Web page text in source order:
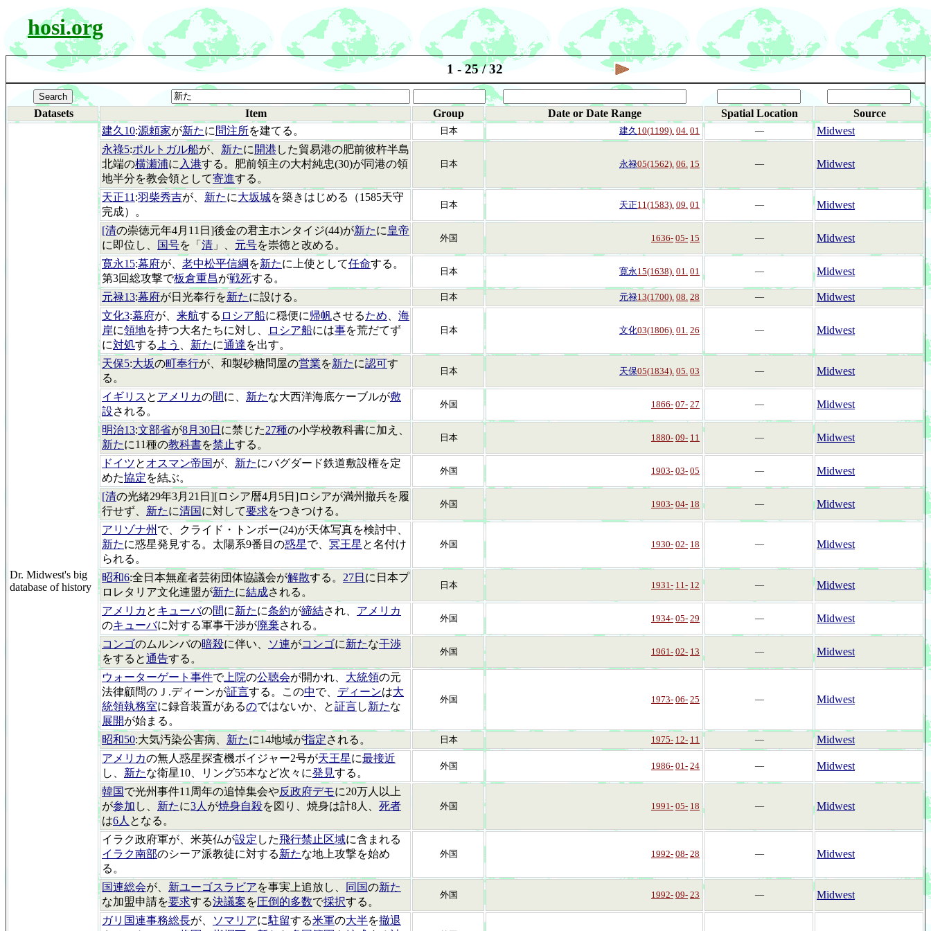
hosi.org
1 - 25 / 32
Datasets Item Group Date or Date Range Spatial Location Source
Dr. Midwest's big
database of history
建久10:源頼家が新たに 問注所を建てる。 日本 建久 10(1199). 04. 01 ―
Midwest
永祿5:ポルトガル船が、 新たに 開港 した貿易港の肥前彼杵半島
北端の横瀬浦に 入港する。肥前領主の大村純忠(30)が同港の領
地半分を教会領として寄進する。
日本 永禄05(1562). 06. 15 ― Midwest
天正11 :羽柴秀吉が、 新たに大坂城を築きはじめる（1585天守
完成）。
日本 天正11(1583). 09. 01 ― Midwest
[清の崇徳元年4月11日]後金の君主ホンタイジ(44)が新たに皇帝
に即位し、
国号を「 清 」、 元号を崇徳と改める。
外国 1636- 05- 15 ― Midwest
寛永15:幕府が、 老中松平信綱 を新たに上使として任命する。
第3回総攻撃で板倉重昌が戦死する。
日本 寛永15(1638). 01. 01 ― Midwest
元禄13:幕府が日光奉行を新たに設ける。 日本 元禄13(1700). 08. 28 ―
Midwest
文化3:幕府が、 来航する ロシア船に穏便に帰帆させるため
海
岸に領地を持つ大名たちに対し、 ロシア船には事を荒だてず
に対処する よう 新たに通達を出す。
日本 文化03(1806). 01. 26 ― Midwest
天保5:大坂の町奉行が、和製砂糖問屋の営業を新たに認可す
る。
日本 天保05(1834). 05. 03 ― Midwest
イギリス と アメリカの間に、 新たな大西洋海底ケーブルが敷
設される。
外国 1866- 07- 27 ― Midwest
明治13:文部省が8月30日 に禁じた27種の小学校教科書に加え、
新たに11種の教科書を禁止する。
日本 1880- 09- 11 ― Midwest
ドイツと オスマン帝国が、 新たにバグダード鉄道敷設権を定
めた協定を結ぶ。
外国 1903- 03- 05 ― Midwest
[清の光緒29年3月21日][ロシア暦4月5日]ロシアが満州撤兵を履
行せず、 新たに清国 に対して要求をつきつける。
外国 1903- 04- 18 ― Midwest
アリゾナ州 で、クライド・トンボー(24)が天体写真を検討中、
新たに惑星発見する。太陽系9番目の惑星で、 冥王星 と名付け
られる。
外国 1930- 02- 18 ― Midwest
昭和6:全日本無産者芸術団体協議会が解散する。 27日 に日本プ
ロレタリア文化連盟が新たに結成される。
日本 1931- 11- 12 ― Midwest
アメリカ と キューバの間に新たに条約が締結され、 アメリカ
のキューバに対する軍事干渉が廃棄される。
外国 1934- 05- 29 ― Midwest
コンゴのムルンバの暗殺に伴い、 ソ連がコンゴに新たな干渉
をすると通告する。
外国 1961- 02- 13 ― Midwest
ウォーターゲート事件で上院の公聴会が開かれ、 大統領の元
法律顧問のＪ.ディーンが証言する。この中で、 ディーンは大
統領執務室に録音装置があるのではないか、と証言し新たな
展開が始まる。
外国 1973- 06- 25 ― Midwest
昭和50:大気汚染公害病、 新たに14地域が指定される。 日本 1975- 12- 11 ―
Midwest
アメリカの無人惑星探査機ボイジャー2号が天王星に最接近
し、 新たな衛星10、リング55本など次々に発見する。
外国 1986- 01- 24 ― Midwest
韓国 で光州事件11周年の追悼集会や反政府デモに20万人以上
が参加 し、 新たに3人 が焼身自殺を図り、焼身は計8人、 死者
は6人 となる。
外国 1991- 05- 18 ― Midwest
イラク政府軍が、米英仏が設定 した飛行禁止区域に含まれる
イラク南部のシーア派教徒に対する新たな地上攻撃を始め
る。
外国 1992- 08- 28 ― Midwest
国連総会が、 新ユーゴスラビアを事実上追放し、 同国の新た
な加盟申請を要求する決議案を圧倒的多数で採択する。
外国 1992- 09- 23 ― Midwest
ガリ国連事務総長が、 ソマリアに駐留する米軍の大半を撤退